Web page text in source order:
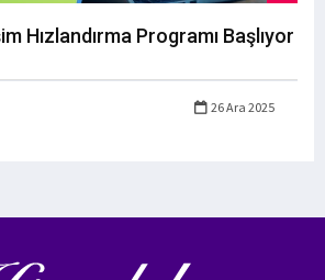
Hızlandırma Programı Başlıyor
26 Ara 2025